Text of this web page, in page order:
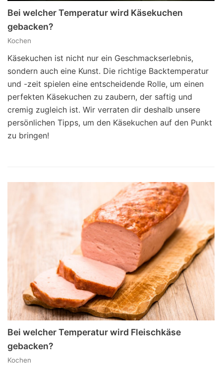
Bei welcher Temperatur wird Käsekuchen
gebacken?
Kochen
Käsekuchen ist nicht nur ein Geschmackserlebnis,
sondern auch eine Kunst. Die richtige Backtemperatur
und -zeit spielen eine entscheidende Rolle, um einen
perfekten Käsekuchen zu zaubern, der saftig und
cremig zugleich ist. Wir verraten dir deshalb unsere
persönlichen Tipps, um den Käsekuchen auf den Punkt
zu bringen!
Bei welcher Temperatur wird Fleischkäse
gebacken?
Kochen